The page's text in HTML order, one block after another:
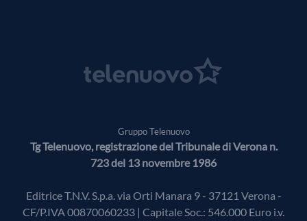
Gruppo Telenuovo
Tg Telenuovo, registrazione del Tribunale di Verona n.
723 del 13 novembre 1986
Editrice T.N.V. S.p.a. via Orti Manara 9 - 37121 Verona -
CF/P.IVA 00870060233 | Capitale Soc.: 546.000 Euro i.v.